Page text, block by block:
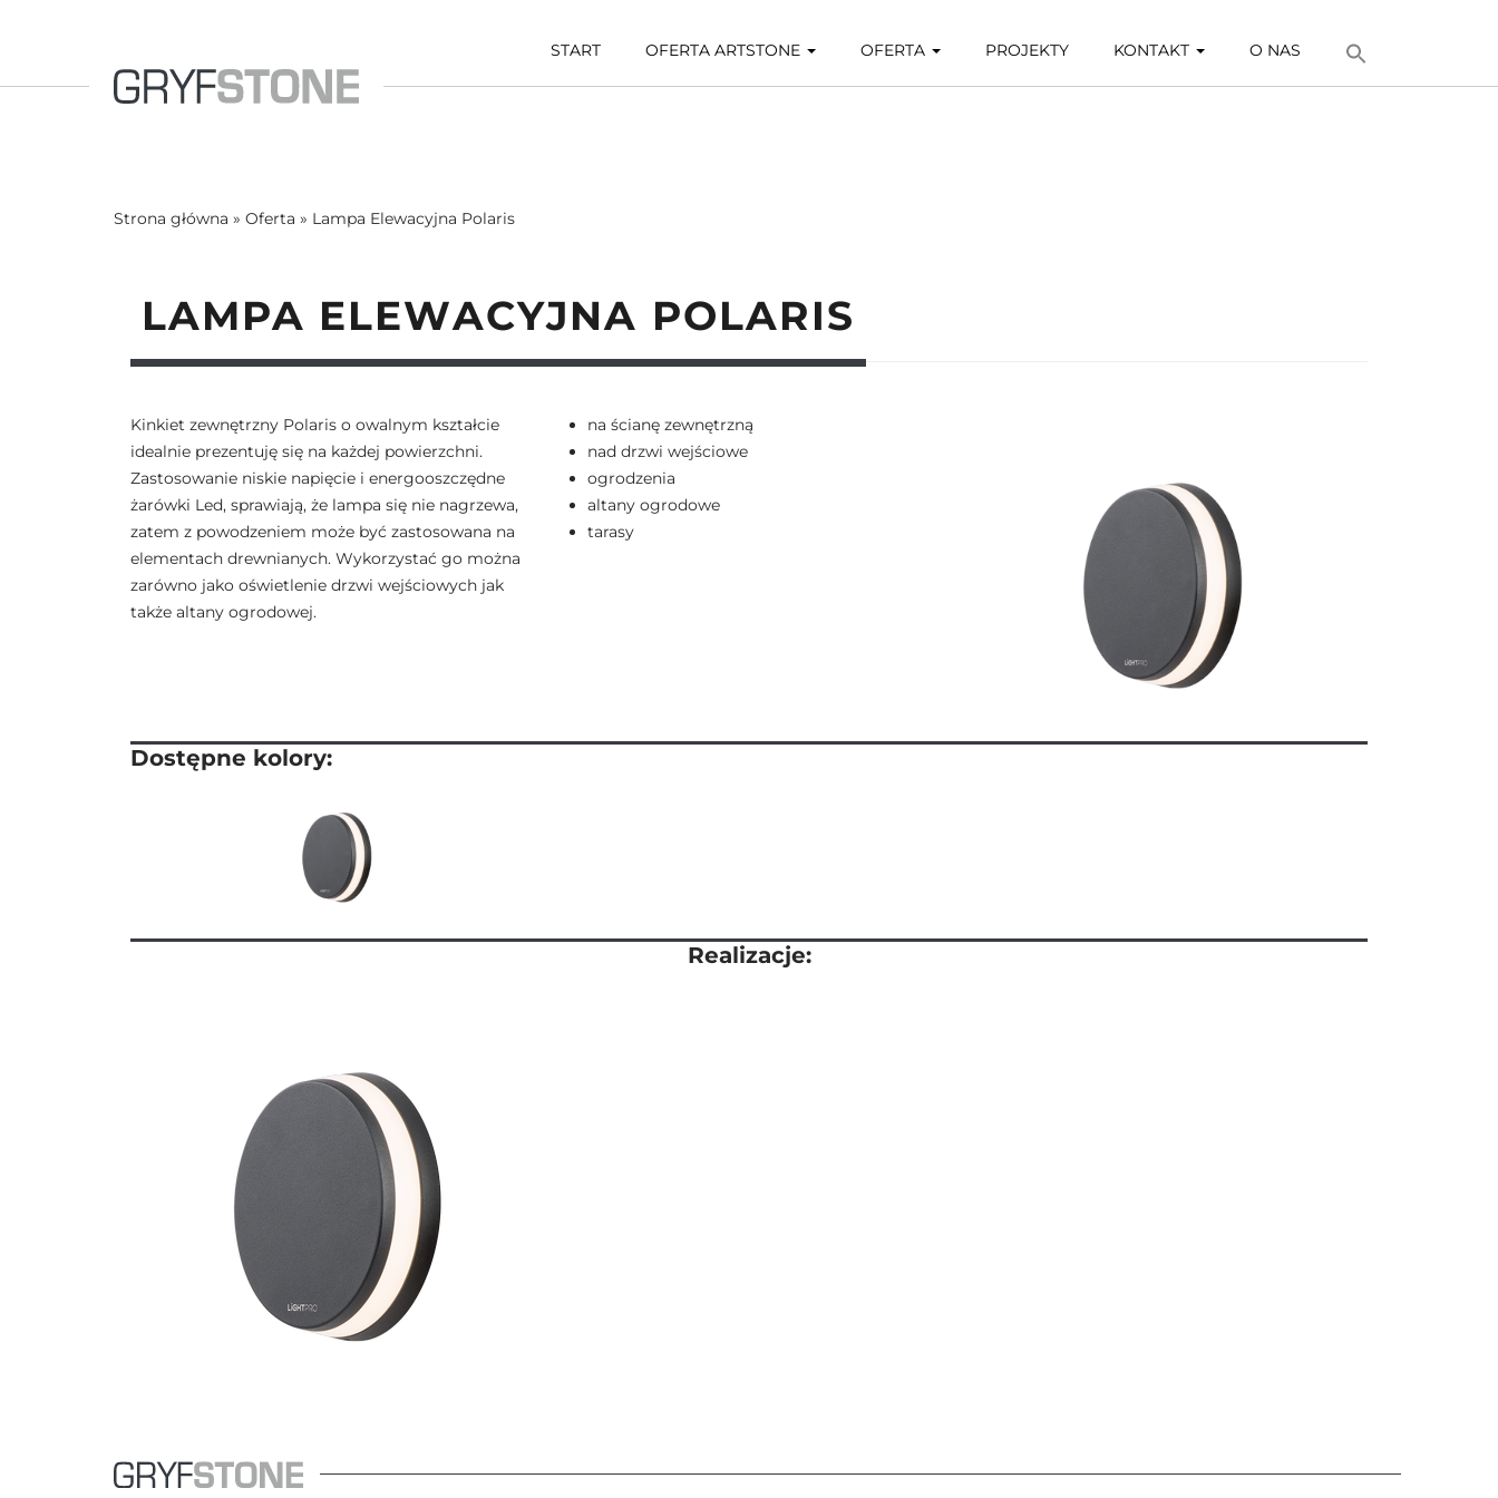
START OFERTA ARTSTONE OFERTA PROJEKTY KONTAKT O NAS
Strona główna » Oferta » Lampa Elewacyjna Polaris
LAMPA ELEWACYJNA POLARIS
Kinkiet zewnętrzny Polaris o owalnym kształcie
idealnie prezentuję się na każdej powierzchni.
Zastosowanie niskie napięcie i energooszczędne
żarówki Led, sprawiają, że lampa się nie nagrzewa,
zatem z powodzeniem może być zastosowana na
elementach drewnianych. Wykorzystać go można
zarówno jako oświetlenie drzwi wejściowych jak
także altany ogrodowej.
na ścianę zewnętrzną
nad drzwi wejściowe
ogrodzenia
altany ogrodowe
tarasy
Dostępne kolory:
Realizacje: